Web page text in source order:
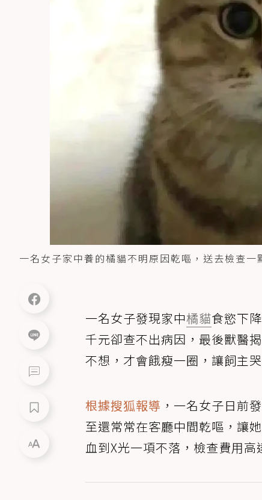
一名女子家中養的橘貓不明原因乾嘔，送去檢查
一名女子發現家中橘貓食慾下
千元卻查不出病因，最後獸醫
不想，才會餓瘦一圈，讓飼主
根據搜狐報導 ，一名女子日前
至還常常在客廳中間乾嘔，讓
血到X光一項不落，檢查費用高